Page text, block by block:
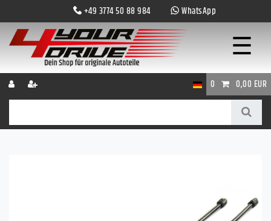
+49 3774 50 88 984 WhatsApp
☰
0 0,00 EUR